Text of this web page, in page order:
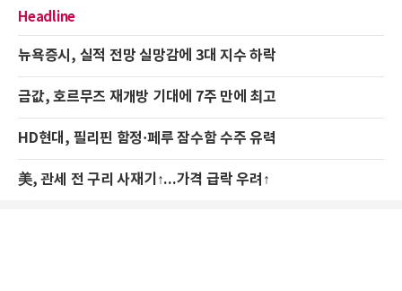
Headline
뉴욕증시, 실적 전망 실망감에 3대 지수 하락
금값, 호르무즈 재개방 기대에 7주 만에 최고
HD현대, 필리핀 함정·페루 잠수함 수주 유력
美, 관세 전 구리 사재기↑...가격 급락 우려↑